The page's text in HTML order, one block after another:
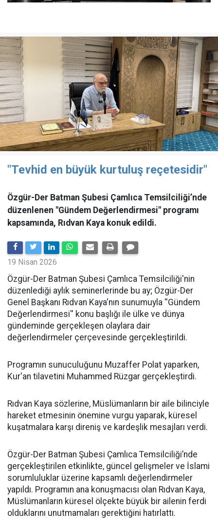
"Tevhid en büyük kurtuluş reçetesidir"
Özgür-Der Batman Şubesi Çamlıca Temsilciliği’nde
düzenlenen "Gündem Değerlendirmesi" programı
kapsamında, Rıdvan Kaya konuk edildi.
19 Nisan 2026
​Özgür-Der Batman Şubesi Çamlıca Temsilciliği'nin
düzenlediği aylık seminerlerinde bu ay; Özgür-Der
Genel Başkanı Rıdvan Kaya'nın sunumuyla ''Gündem
Değerlendirmesi'' konu başlığı ile ülke ve dünya
gündeminde gerçekleşen olaylara dair
değerlendirmeler çerçevesinde gerçekleştirildi.
Programın sunuculuğunu Muzaffer Polat yaparken,
Kur'an tilavetini Muhammed Rüzgar gerçekleştirdi.
Rıdvan Kaya sözlerine, Müslümanların bir aile bilinciyle
hareket etmesinin önemine vurgu yaparak, küresel
kuşatmalara karşı direniş ve kardeşlik mesajları verdi.
Özgür-Der Batman Şubesi Çamlıca Temsilciliği’nde
gerçekleştirilen etkinlikte, güncel gelişmeler ve İslami
sorumluluklar üzerine kapsamlı değerlendirmeler
yapıldı. Programın ana konuşmacısı olan Rıdvan Kaya,
Müslümanların küresel ölçekte büyük bir ailenin ferdi
olduklarını unutmamaları gerektiğini hatırlattı.